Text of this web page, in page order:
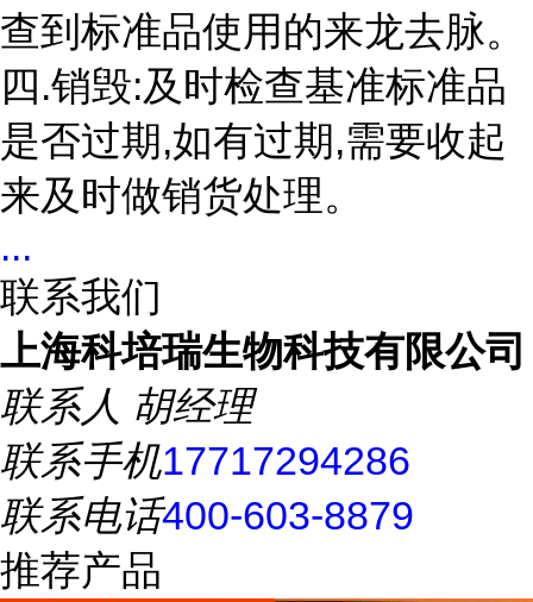
查到标准品使用的来龙去脉。
四.销毁:及时检查基准标准品
是否过期,如有过期,需要收起
来及时做销货处理。
...
联系我们
上海科培瑞生物科技有限公司
联系人 胡经理
联系手机17717294286
联系电话400-603-8879
推荐产品